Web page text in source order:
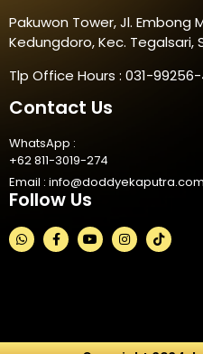
Pakuwon Tower, Jl. Embong
Kedungdoro, Kec. Tegalsari,
Tlp Office Hours : 031-
Contact Us
WhatsApp :
+62 811-3019-274
Email : info@doddyekaputra.com
Follow Us